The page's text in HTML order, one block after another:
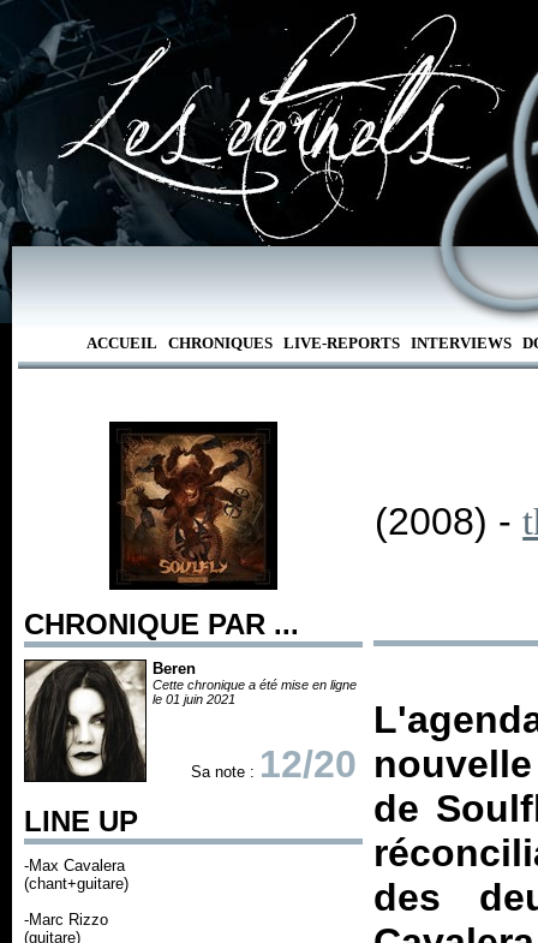
ACCUEIL CHRONIQUES LIVE-REPORTS INTERVIEWS
CHRONIQUE PAR ...
Beren
Cette chronique a été mise en ligne
le 01 juin 2021
Sa note : 12/20
LINE UP
-Max Cavalera
(chant+guitare)
-Marc Rizzo
(guitare)
(2008) -
de
des